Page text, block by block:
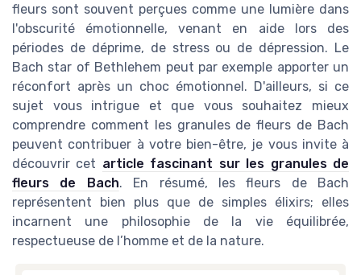
fleurs sont souvent perçues comme une lumière dans
l'obscurité émotionnelle, venant en aide lors des
périodes de déprime, de stress ou de dépression. Le
Bach star of Bethlehem peut par exemple apporter un
réconfort après un choc émotionnel. D'ailleurs, si ce
sujet vous intrigue et que vous souhaitez mieux
comprendre comment les granules de fleurs de Bach
peuvent contribuer à votre bien-être, je vous invite à
découvrir cet article fascinant sur les granules de
fleurs de Bach. En résumé, les fleurs de Bach
représentent bien plus que de simples élixirs; elles
incarnent une philosophie de la vie équilibrée,
respectueuse de l’homme et de la nature.